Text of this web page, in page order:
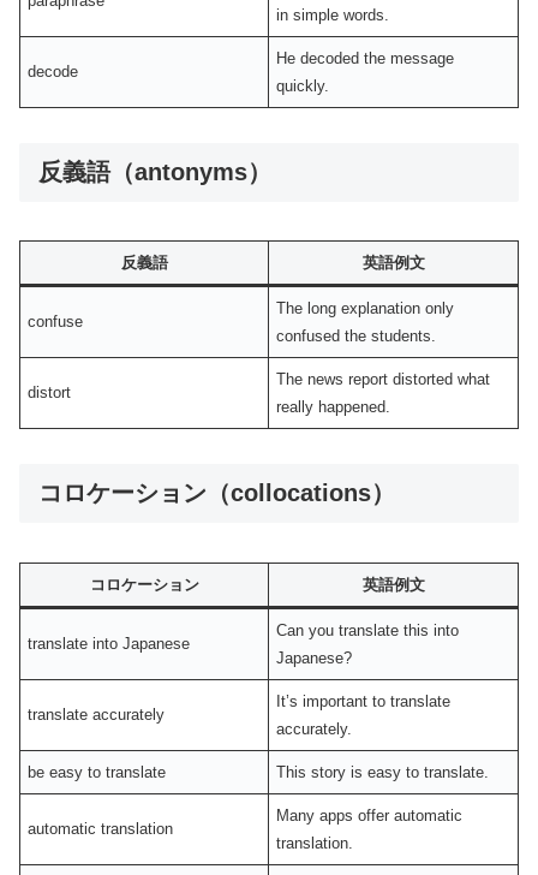
in simple words.
decode
He decoded the message
quickly.
反義語（antonyms）
反義語 英語例文
confuse
The long explanation only
confused the students.
distort
The news report distorted what
really happened.
コロケーション（collocations）
コロケーション 英語例文
translate into Japanese
Can you translate this into
Japanese?
translate accurately
It’s important to translate
accurately.
be easy to translate This story is easy to translate.
automatic translation
Many apps offer automatic
translation.